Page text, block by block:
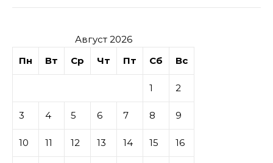
Август 2026
Пн
Вт Ср Чт Пт Сб Вс
1 2
3 4 5 6 7 8 9
10 11 12 13 14 15 16